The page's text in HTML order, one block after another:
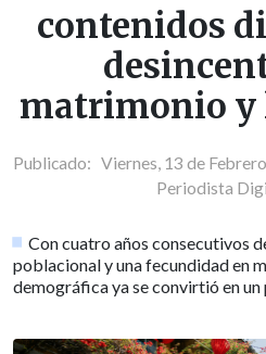
contenidos
matrimonio y
Publicado: Viernes, 13 de
Periodista
Con cuatro años consecutivos
poblacional y una fecundidad en
demográfica ya se convirtió en un